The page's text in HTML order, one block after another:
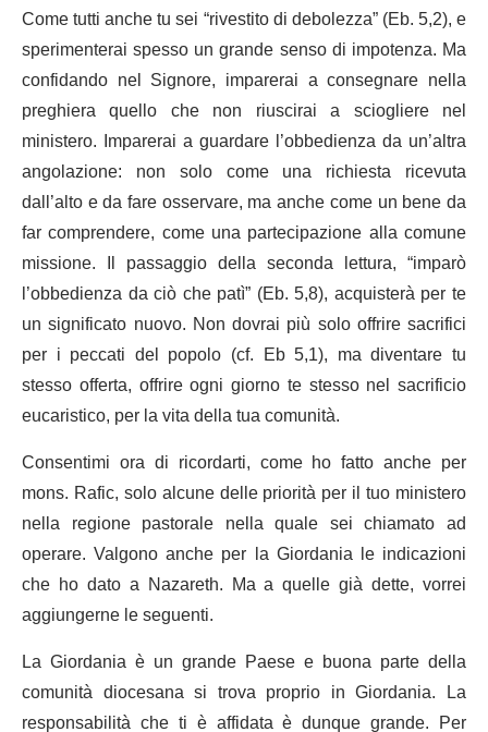
Come tutti anche tu sei “rivestito di debolezza” (Eb. 5,2), e
sperimenterai spesso un grande senso di impotenza. Ma
confidando nel Signore, imparerai a consegnare nella
preghiera quello che non riuscirai a sciogliere nel
ministero. Imparerai a guardare l’obbedienza da un’altra
angolazione: non solo come una richiesta ricevuta
dall’alto e da fare osservare, ma anche come un bene da
far comprendere, come una partecipazione alla comune
missione. Il passaggio della seconda lettura, “imparò
l’obbedienza da ciò che patì” (Eb. 5,8), acquisterà per te
un significato nuovo. Non dovrai più solo offrire sacrifici
per i peccati del popolo (cf. Eb 5,1), ma diventare tu
stesso offerta, offrire ogni giorno te stesso nel sacrificio
eucaristico, per la vita della tua comunità.
Consentimi ora di ricordarti, come ho fatto anche per
mons. Rafic, solo alcune delle priorità per il tuo ministero
nella regione pastorale nella quale sei chiamato ad
operare. Valgono anche per la Giordania le indicazioni
che ho dato a Nazareth. Ma a quelle già dette, vorrei
aggiungerne le seguenti.
La Giordania è un grande Paese e buona parte della
comunità diocesana si trova proprio in Giordania. La
responsabilità che ti è affidata è dunque grande. Per